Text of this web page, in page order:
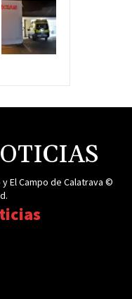
El Campo de Calatrava ©